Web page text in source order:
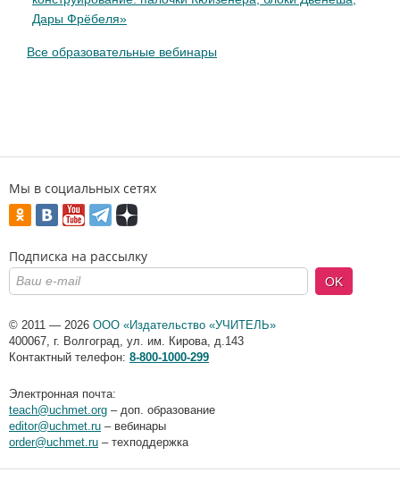
Дары Фрёбеля»
Все образовательные вебинары
Мы в социальных сетях
Подписка на рассылку
OK
© 2011 — 2026 ООО «Издательство «УЧИТЕЛЬ»
400067, г. Волгоград, ул. им. Кирова, д.143
Контактный телефон: 8-800-1000-299
Электронная почта:
teach@uchmet.org – доп. образование
editor@uchmet.ru – вебинары
order@uchmet.ru – техподдержка